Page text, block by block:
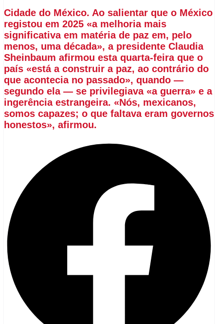
Cidade do México. Ao salientar que o México
registou em 2025 «a melhoria mais
significativa em matéria de paz em, pelo
menos, uma década», a presidente Claudia
Sheinbaum afirmou esta quarta-feira que o
país «está a construir a paz, ao contrário do
que acontecia no passado», quando —
segundo ela — se privilegiava «a guerra» e a
ingerência estrangeira. «Nós, mexicanos,
somos capazes; o que faltava eram governos
honestos», afirmou.